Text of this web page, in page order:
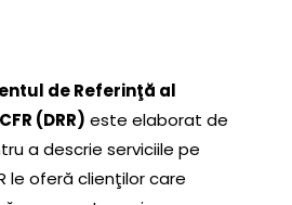
de Referinţă al
(DRR) este elaborat de
a descrie serviciile pe
le oferă clienţilor care